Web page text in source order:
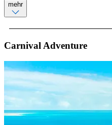
mehr
Carnival Adventure